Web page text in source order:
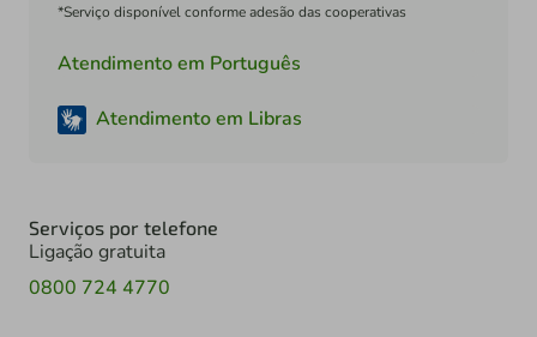
*Serviço disponível conforme adesão das cooperativas
Atendimento em Português
Atendimento em Libras
Serviços por telefone
Ligação gratuita
0800 724 4770